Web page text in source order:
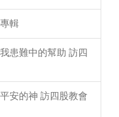
輯
患難中的幫助 訪四
安的神 訪四股教會